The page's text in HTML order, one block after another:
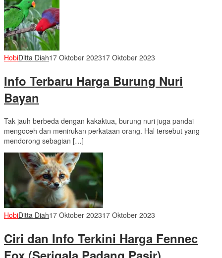
HobiDitta Diah17 Oktober 202317 Oktober 2023
Info Terbaru Harga Burung Nuri
Bayan
Tak jauh berbeda dengan kakaktua, burung nuri juga pandai
mengoceh dan menirukan perkataan orang. Hal tersebut yang
mendorong sebagian […]
HobiDitta Diah17 Oktober 202317 Oktober 2023
Ciri dan Info Terkini Harga Fennec